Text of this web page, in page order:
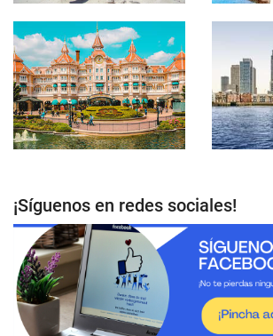
¡Síguenos en redes sociales!